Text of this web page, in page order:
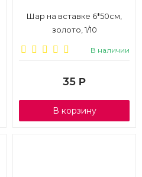
Шар на вставке 6*50см,
золото, 1/10
В наличии
35 Р
В корзину